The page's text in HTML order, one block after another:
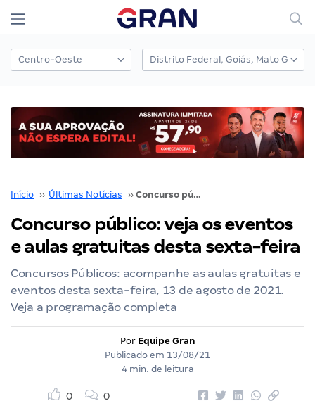
Início ›› Últimas Notícias ›› Concurso público: veja os eventos e aulas gratuitas desta sexta-feira
Concurso público: veja os eventos
e aulas gratuitas desta sexta-feira
Concursos Públicos: acompanhe as aulas gratuitas e
eventos desta sexta-feira, 13 de agosto de 2021.
Veja a programação completa
Por Equipe Gran
Publicado em 13/08/21
4 min. de leitura
0 0